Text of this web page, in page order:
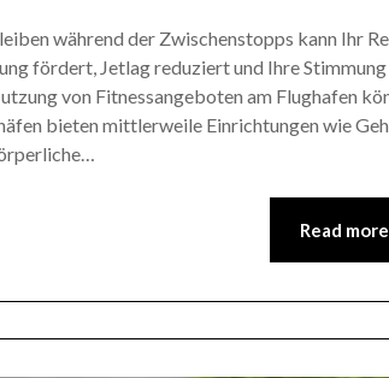
während der Zwischenstopps kann Ihr
fördert, Jetlag reduziert und Ihre
von Fitnessangeboten am Flughafen
bieten mittlerweile Einrichtungen wie
Read more